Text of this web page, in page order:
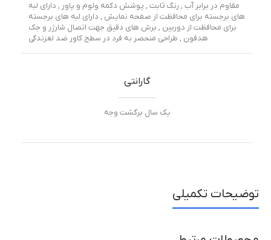
مقاوم در برابر آب , رنگ ثابت , پوشش دکمه ولوم و پاور , دارای لبه
های برجسته برای محافظت از صفحه نمایش , دارای لبه های برجسته
برای محافظت از دوربین , برش های دقیق جهت اتصال شارژر و جک
هدفون , طراحی منحصر به فرد در سطح کاور ضد لغزندگی
گارانتی
یک سال برگشت وجه
توضیحات تکمیلی